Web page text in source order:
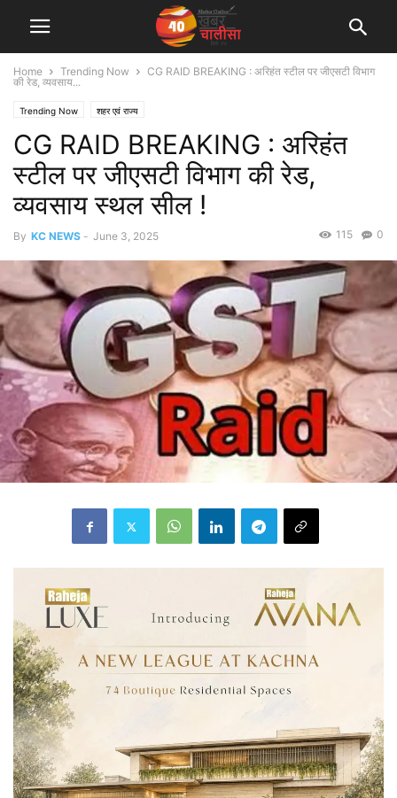
Home Trending Now
CG RAID BREAKING : अरिहंत स्टील पर जीएसटी विभाग
की रेड, व्यवसाय...
Trending Now शहर एवं राज्य
CG RAID BREAKING : अरिहंत
स्टील पर जीएसटी विभाग की रेड,
व्यवसाय स्थल सील !
By KC NEWS - June 3, 2025 0
115